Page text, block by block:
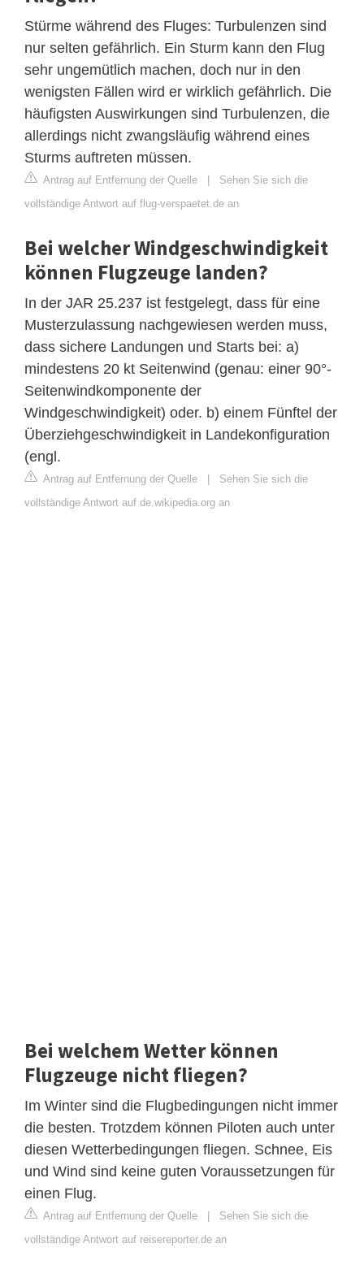
Stürme während des Fluges: Turbulenzen sind
nur selten gefährlich. Ein Sturm kann den Flug
sehr ungemütlich machen, doch nur in den
wenigsten Fällen wird er wirklich gefährlich. Die
häufigsten Auswirkungen sind Turbulenzen, die
allerdings nicht zwangsläufig während eines
Sturms auftreten müssen.
Antrag auf Entfernung der Quelle | Sehen Sie sich die
vollständige Antwort auf flug-verspaetet.de an
Bei welcher Windgeschwindigkeit
können Flugzeuge landen?
In der JAR 25.237 ist festgelegt, dass für eine
Musterzulassung nachgewiesen werden muss,
dass sichere Landungen und Starts bei: a)
mindestens 20 kt Seitenwind (genau: einer 90°-
Seitenwindkomponente der
Windgeschwindigkeit) oder. b) einem Fünftel der
Überziehgeschwindigkeit in Landekonfiguration
(engl.
Antrag auf Entfernung der Quelle | Sehen Sie sich die
vollständige Antwort auf de.wikipedia.org an
Bei welchem Wetter können
Flugzeuge nicht fliegen?
Im Winter sind die Flugbedingungen nicht immer
die besten. Trotzdem können Piloten auch unter
diesen Wetterbedingungen fliegen. Schnee, Eis
und Wind sind keine guten Voraussetzungen für
einen Flug.
Antrag auf Entfernung der Quelle | Sehen Sie sich die
vollständige Antwort auf reisereporter.de an